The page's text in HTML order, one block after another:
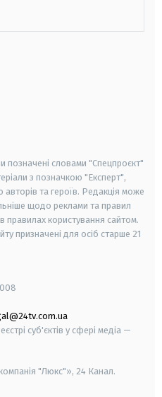
позначені словами "Спецпроєкт"
з позначкою "Експерт",
та героїв. Редакція може
щодо реклами та правил
користування сайтом.
призначені для осіб старше 21
суб'єктів у сфері медіа —
"Люкс"», 24 Канал.